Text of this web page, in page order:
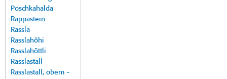
Poschkahalda
Rappastein
Rassla
Rasslahöhi
Rasslahöttli
Rasslastall
Rasslastall, obem -